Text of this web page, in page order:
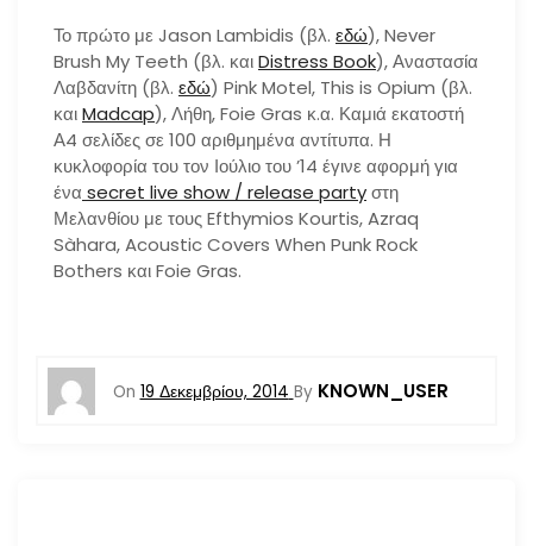
Το πρώτο με Jason Lambidis (βλ. εδώ), Never
Brush My Teeth (βλ. καιDistress Book), Αναστασία
Λαβδανίτη (βλ. εδώ) Pink Motel, This is Opium (βλ.
καιMadcap), Λήθη, Foie Gras κ.α. Καμιά εκατοστή
Α4 σελίδες σε 100 αριθμημένα αντίτυπα. Η
κυκλοφορία του τον Ιούλιο του ’14 έγινε αφορμή για
ένα secret live show / release partyστη
Μελανθίου με τους Efthymios Kourtis, Azraq
Sàhara, Acoustic Covers When Punk Rock
Bothers και Foie Gras.
On 19 Δεκεμβρίου, 2014 By KNOWN_USER